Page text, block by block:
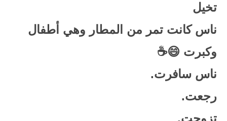
تخيل
ناس كانت تمر من المطار وهي أطفال
وكبرت 😄☕
ناس سافرت.
رجعت.
تزوجت.